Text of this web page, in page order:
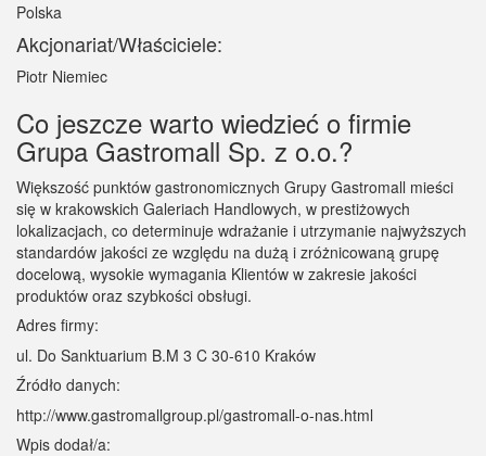
Polska
Akcjonariat/Właściciele:
Piotr Niemiec
Co jeszcze warto wiedzieć o firmie
Grupa Gastromall Sp. z o.o.?
Większość punktów gastronomicznych Grupy Gastromall mieści
się w krakowskich Galeriach Handlowych, w prestiżowych
lokalizacjach, co determinuje wdrażanie i utrzymanie najwyższych
standardów jakości ze względu na dużą i zróżnicowaną grupę
docelową, wysokie wymagania Klientów w zakresie jakości
produktów oraz szybkości obsługi.
Adres firmy:
ul. Do Sanktuarium B.M 3 C 30-610 Kraków
Źródło danych:
http://www.gastromallgroup.pl/gastromall-o-nas.html
Wpis dodał/a: